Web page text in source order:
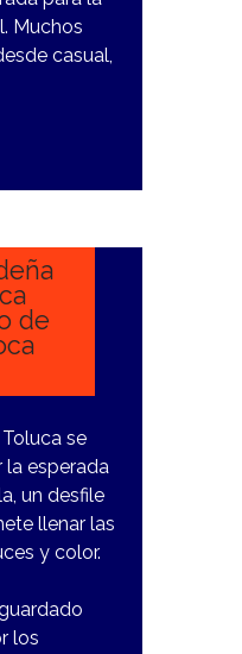
Muchos
casual,
de
se
la esperada
un desfile
llenar las
y color.
los